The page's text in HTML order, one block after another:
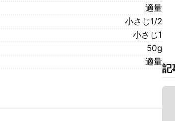
適量
小さじ1/2
小さじ1
50g
適量
記